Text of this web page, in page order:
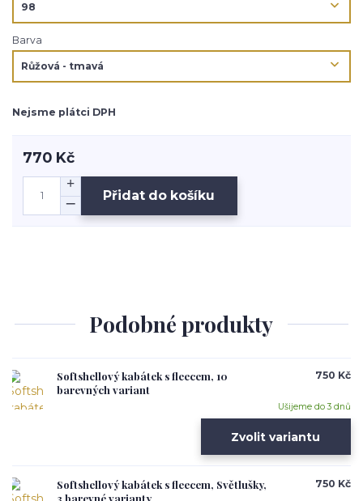
Barva
Nejsme plátci DPH
770 Kč
Přidat do košíku
Podobné produkty
Softshellový kabátek s fleecem, 10
barevných variant
750 Kč
Ušijeme do 3 dnů
Zvolit variantu
Softshellový kabátek s fleecem, Světlušky,
3 barevné varianty
750 Kč